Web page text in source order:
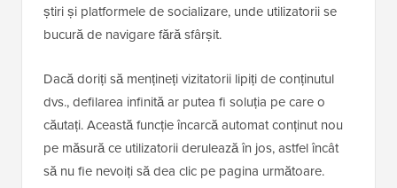
știri și platformele de socializare, unde utilizatorii se
bucură de navigare fără sfârșit.
Dacă doriți să mențineți vizitatorii lipiți de conținutul
dvs., defilarea infinită ar putea fi soluția pe care o
căutați. Această funcție încarcă automat conținut nou
pe măsură ce utilizatorii derulează în jos, astfel încât
să nu fie nevoiți să dea clic pe pagina următoare.